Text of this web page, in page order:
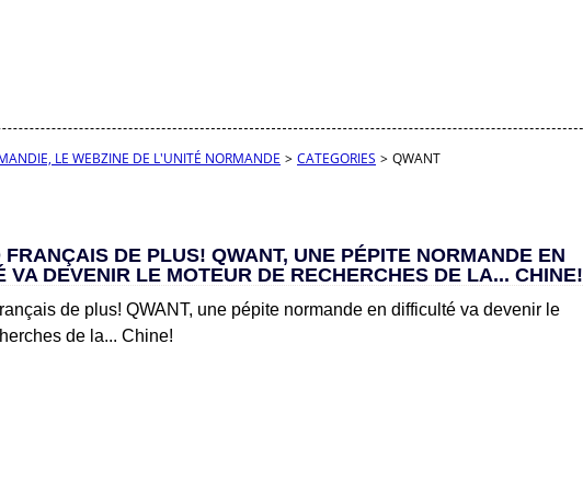
LE WEBZINE DE L'UNITÉ NORMANDE > CATEGORIES > QWANT
FRANÇAIS DE PLUS! QWANT, UNE PÉPITE NORMANDE EN
VA DEVENIR LE MOTEUR DE RECHERCHES DE LA... CHINE!